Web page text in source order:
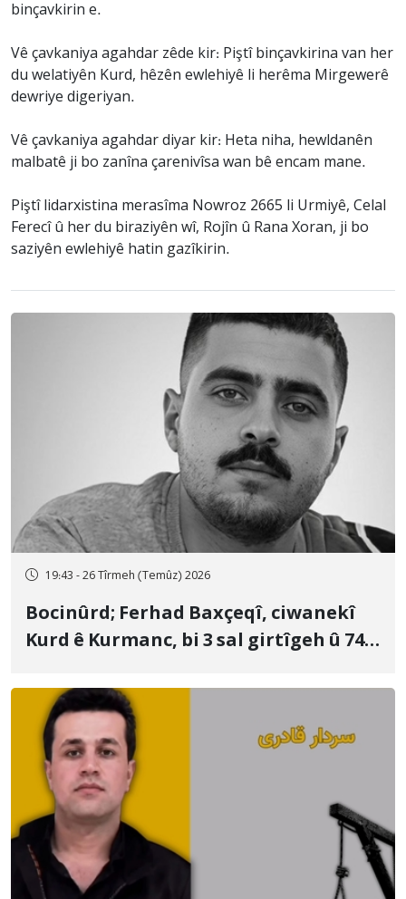
binçavkirin e.
Vê çavkaniya agahdar zêde kir: Piştî binçavkirina van her
du welatiyên Kurd, hêzên ewlehiyê li herêma Mirgewerê
dewriye digeriyan.
Vê çavkaniya agahdar diyar kir: Heta niha, hewldanên
malbatê ji bo zanîna çarenivîsa wan bê encam mane.
Piştî lidarxistina merasîma Nowroz 2665 li Urmiyê, Celal
Ferecî û her du biraziyên wî, Rojîn û Rana Xoran, ji bo
saziyên ewlehiyê hatin gazîkirin.
19:43 - 26 Tîrmeh (Temûz) 2026
Bocinûrd; Ferhad Baxçeqî, ciwanekî
Kurd ê Kurmanc, bi 3 sal girtîgeh û 74